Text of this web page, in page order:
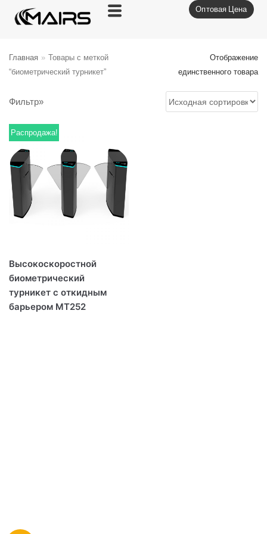
Перейти
Оптовая Цена
Главная » Товары с меткой
“биометрический турникет”
Отображение
единственного товара
Фильтр»
Распродажа!
Высокоскоростной
биометрический
турникет с откидным
барьером MT252